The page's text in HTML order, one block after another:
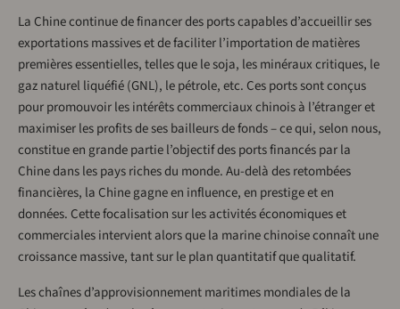
La Chine continue de financer des ports capables d’accueillir ses
exportations massives et de faciliter l’importation de matières
premières essentielles, telles que le soja, les minéraux critiques, le
gaz naturel liquéfié (GNL), le pétrole, etc. Ces ports sont conçus
pour promouvoir les intérêts commerciaux chinois à l’étranger et
maximiser les profits de ses bailleurs de fonds – ce qui, selon nous,
constitue en grande partie l’objectif des ports financés par la
Chine dans les pays riches du monde. Au-delà des retombées
financières, la Chine gagne en influence, en prestige et en
données. Cette focalisation sur les activités économiques et
commerciales intervient alors que la marine chinoise connaît une
croissance massive, tant sur le plan quantitatif que qualitatif.
Les chaînes d’approvisionnement maritimes mondiales de la